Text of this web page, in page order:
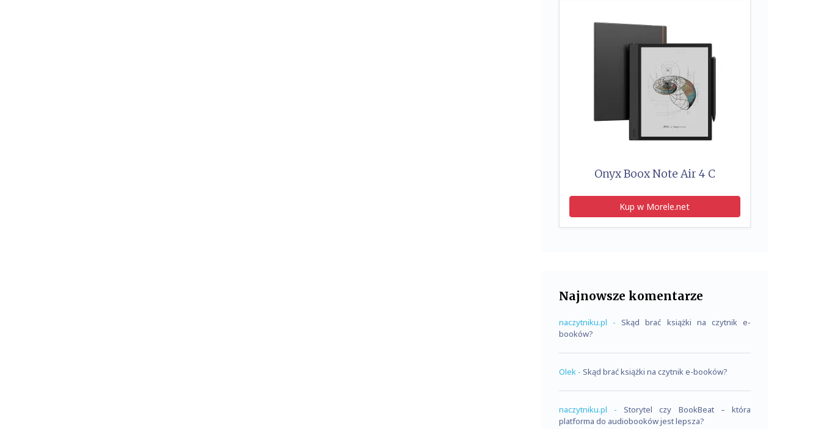
Onyx Boox Note Air 4 C
Kup w Morele.net
Najnowsze komentarze
naczytniku.pl - Skąd brać książki na czytnik e-
booków?
Olek - Skąd brać książki na czytnik e-booków?
naczytniku.pl - Storytel czy BookBeat – która
platforma do audiobooków jest lepsza?